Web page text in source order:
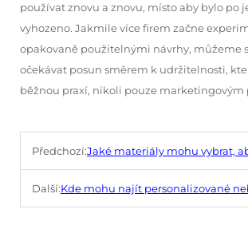
používat znovu a znovu, místo aby bylo po
vyhozeno. Jakmile více firem začne
opakovaně použitelnými návrhy, můžeme
očekávat posun směrem k udržitelnosti,
běžnou praxí, nikoli pouze marketingovým
Předchozí:Jaké materiály mohu vybrat, abych udělal svoje plušové hračky
Další:Kde mohu najít personalizované nebo na míru